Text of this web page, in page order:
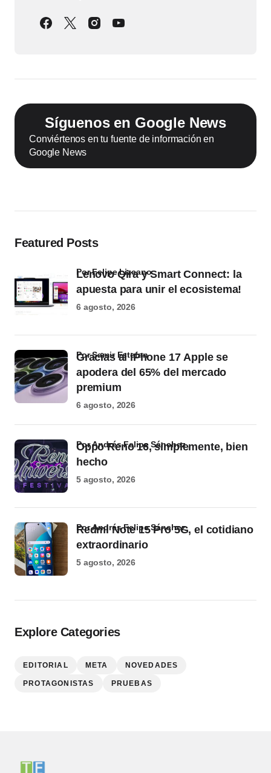
Síguenos en Google News
Conviértenos en tu fuente de información en
Google News
Featured Posts
Lenovo Qira y Smart Connect: la
apuesta para unir el ecosistema!
por Felipe Lizcano
6 agosto, 2026
Gracias al iPhone 17 Apple se
apodera del 65% del mercado
premium
por Samir Estefan
6 agosto, 2026
Oppo Reno 16, simplemente, bien
hecho
por Andrés Felipe Sánchez
5 agosto, 2026
Redmi Note 15 Pro 5G, el cotidiano
extraordinario
por Andrés Felipe Sánchez
5 agosto, 2026
Explore Categories
EDITORIAL META NOVEDADES
PROTAGONISTAS PRUEBAS